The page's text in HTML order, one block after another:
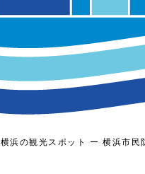
横浜の観光スポット 横浜市民